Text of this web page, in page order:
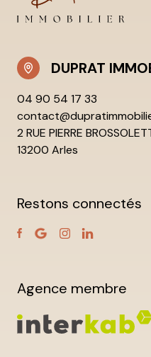
DUPRAT
04 90 54 17 33
2 RUE PIERRE
13200 Arles
Restons connectés
Agence membre